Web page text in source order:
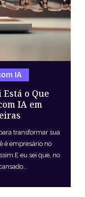
Está o Que
IA em
IA
transformar sua
é empresário no
eu sei que, no